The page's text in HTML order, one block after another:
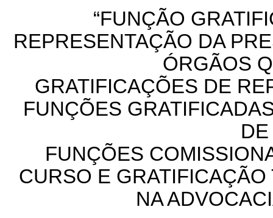
“FUNÇÃO
REPRESENTAÇÃO DA
ÓRGÃOS
GRATIFICAÇÕES DE
FUNÇÕES
FUNÇÕES
CURSO E
NA